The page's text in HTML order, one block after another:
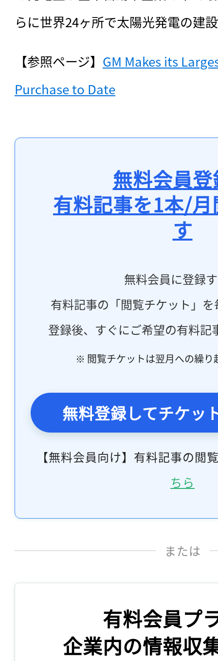
らに世界24ヶ所で太陽光発電の建
【参照ページ】 GM Makes its
Purchase to Date
無料会員
有料記事を1本/
す
無料会員に登録
有料記事の「閲覧チケット」
登録後、すぐにご希望の有料記
※ 閲覧チケットは翌月への繰り
無料登録してチケッ
【無料会員向け】有料記事の閲
ちら
または
有料会員プ
企業内の情報収